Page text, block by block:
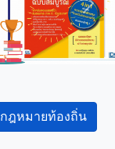
Next
กฎหมายท้องถิ่น